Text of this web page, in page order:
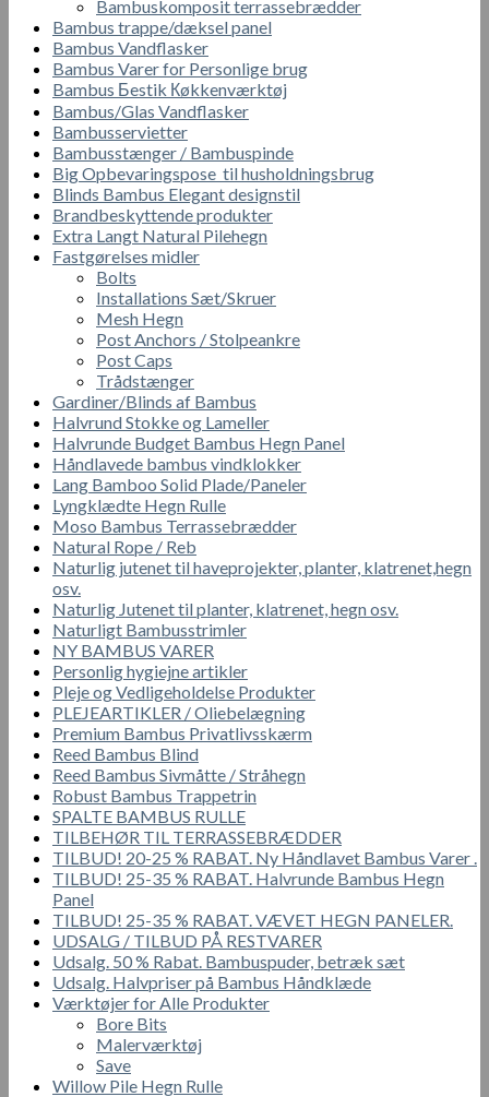
Bambuskomposit terrassebrædder
Bambus trappe/dæksel panel
Bambus Vandflasker
Bambus Varer for Personlige brug
Bambus Бestik Кøkkenværktøj
Bambus/Glas Vandflasker
Bambusservietter
Bambusstænger / Bambuspinde
Big Opbevaringspose til husholdningsbrug
Blinds Bambus Elegant designstil
Brandbeskyttende produkter
Extra Langt Natural Pilehegn
Fastgørelses midler
Bolts
Installations Sæt/Skruer
Mesh Hegn
Post Anchors / Stolpeankre
Post Caps
Trådstænger
Gardiner/Blinds af Bambus
Halvrund Stokke og Lameller
Halvrunde Budget Bambus Hegn Panel
Håndlavede bambus vindklokker
Lang Bamboo Solid Plade/Paneler
Lyngklædte Hegn Rulle
Moso Bambus Terrassebrædder
Natural Rope / Reb
Naturlig jutenet til haveprojekter, planter, klatrenet,hegn
osv.
Naturlig Jutenet til planter, klatrenet, hegn osv.
Naturligt Bambusstrimler
NY BAMBUS VARER
Personlig hygiejne artikler
Pleje og Vedligeholdelse Produkter
PLEJEARTIKLER / Oliebelægning
Premium Bambus Privatlivsskærm
Reed Bambus Blind
Reed Bambus Sivmåtte / Stråhegn
Robust Bambus Trappetrin
SPALTE BAMBUS RULLE
TILBEHØR TIL TERRASSEBRÆDDER
TILBUD! 20-25 % RABAT. Ny Håndlavet Bambus Varer .
TILBUD! 25-35 % RABAT. Halvrunde Bambus Hegn
Panel
TILBUD! 25-35 % RABAT. VÆVET HEGN PANELER.
UDSALG / TILBUD PÅ RESTVARER
Udsalg. 50 % Rabat. Bambuspuder, betræk sæt
Udsalg. Halvpriser på Bambus Håndklæde
Værktøjer for Alle Produkter
Bore Bits
Malerværktøj
Save
Willow Pile Hegn Rulle